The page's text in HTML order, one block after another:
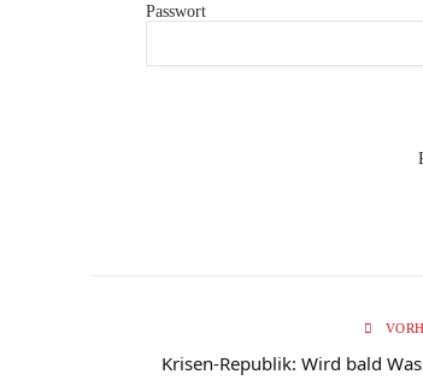
Passwort
Krisen-Republik: Wird bald